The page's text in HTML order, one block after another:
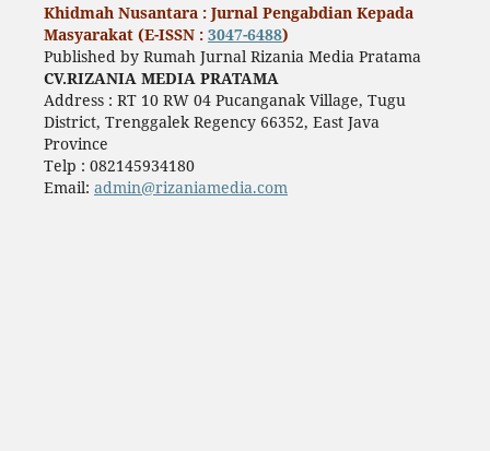
Khidmah Nusantara : Jurnal Pengabdian Kepada
Masyarakat (E-ISSN : 3047-6488)
Published by Rumah Jurnal Rizania Media Pratama
CV.RIZANIA MEDIA PRATAMA
Address : RT 10 RW 04 Pucanganak Village, Tugu
District, Trenggalek Regency 66352, East Java
Province
Telp : 082145934180
Email: admin@rizaniamedia.com